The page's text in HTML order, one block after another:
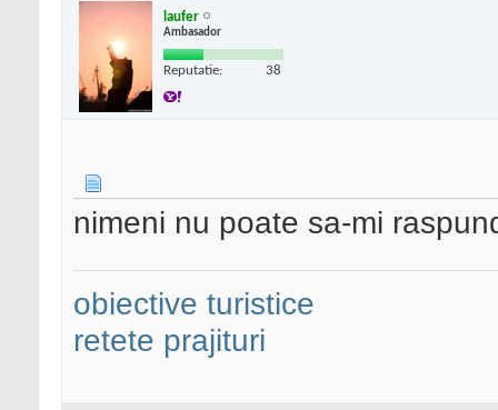
laufer
Ambasador
Reputatie: 38
nimeni nu poate sa-mi
obiective turistice
retete prajituri